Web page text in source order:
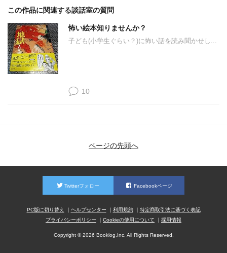
この作品に関連する談話室の質問
怖い絵本知りませんか？
子ども(小学生ぐらい？)に怖い話を読み聞かせし...
10
ページの先頭へ
Twitterフォロー Facebookページ
PC版に切り替え ヘルプセンター 利用規約
特定商取引法に基づく表記
プライバシーポリシー
Cookieの使用について 採用情報
Copyright © 2026 Booklog,Inc. All Rights Reserved.